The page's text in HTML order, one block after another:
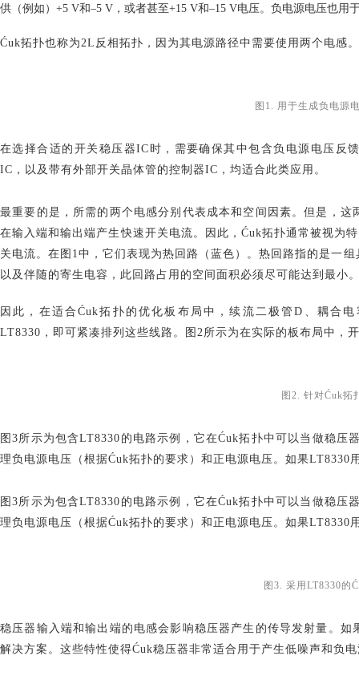
供（例如）+5 V和–5 V，或者甚至+15 V和–15 V电压。负电源电压也用
Ćuk拓扑也称为2L反相拓扑，因为其电源路径中需要使用两个电感
图 1. 用于生成负电源
在选择合适的开关稳压器IC时，需要确保其中包含负电源电压反
IC，以及带有外部开关晶体管的控制器IC，均适合此类应用。
最重要的是，所需的两个电感分别代表成本和空间因素。但是，
在输入端和输出端产生快速开关电流。因此，Ćuk拓扑通常被视为
关电流。在图1中，它们表现为热回路（蓝色）。热回路指的是一
以及伴随的寄生电容，此回路占用的空间面积必须尽可能达到最小
因此，在适合Ćuk拓扑的优化板布局中，续流二极管D、耦合
LT8330，即可紧凑排列这些线路。图2所示为在实际的板布局中，
图2. 针对Ćuk拓
图3所示为包含LT8330的电路示例，它在Ćuk拓扑中可以当做稳
理负电源电压（根据Ćuk拓扑的要求）和正电源电压。如果
图3所示为包含LT8330的电路示例，它在Ćuk拓扑中可以当做稳
理负电源电压（根据Ćuk拓扑的要求）和正电源电压。如果
图3. 采用LT8330的
稳压器输入端和输出端的电感会影响稳压器产生的传导发射量。
解决方案。这些特性使得Ćuk稳压器非常适合用于产生低噪声和负